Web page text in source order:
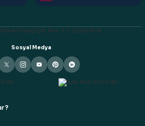
Sosyal Medya